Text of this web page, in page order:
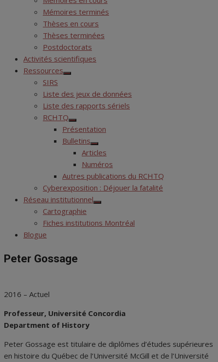
Mémoires terminés
Thèses en cours
Thèses terminées
Postdoctorats
Activités scientifiques
Ressources
Show
menu
SIRS
Liste des jeux de données
Liste des rapports sériels
RCHTQ
Show
sub
menu
Présentation
Bulletins
Show
sub
menu
Articles
Numéros
Autres publications du RCHTQ
Cyberexposition : Déjouer la fatalité
Réseau institutionnel
Show
menu
Cartographie
Fiches institutions Montréal
Blogue
Peter Gossage
2016 – Actuel
Professeur, Université Concordia
Department of History
Peter Gossage est titulaire de diplômes d’études supérieures
en histoire du Québec de l’Université McGill et de l’Université